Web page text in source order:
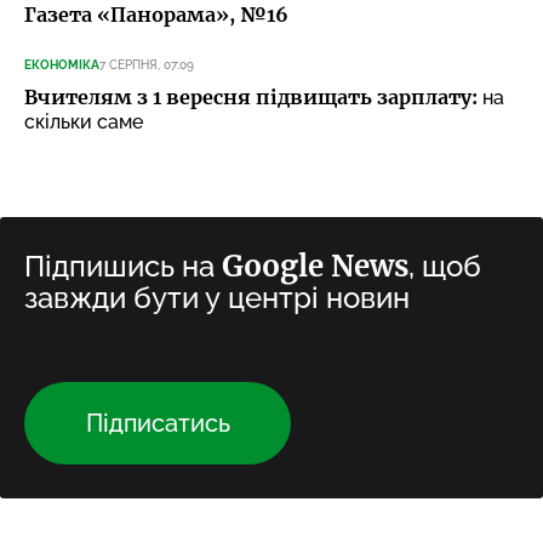
Газета «Панорама», №16
ЕКОНОМІКА7 СЕРПНЯ, 07:09
Вчителям з 1 вересня підвищать зарплату: на
скільки саме
Підпишись на Google News, щоб
завжди бути у центрі новин
Підписатись